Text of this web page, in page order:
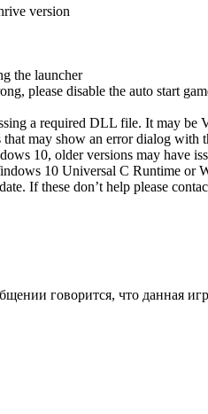
version
the launcher
please disable the auto start
a required DLL file. It may
may show an error dialog
10, older versions may have
10 Universal C Runtime
If these don’t help please
говорится, что данная